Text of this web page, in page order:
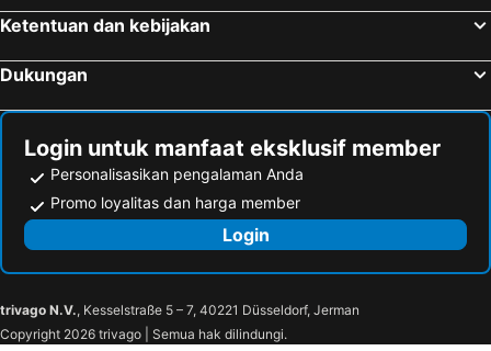
Ketentuan dan kebijakan
Dukungan
Login untuk manfaat eksklusif member
Personalisasikan pengalaman Anda
Promo loyalitas dan harga member
Login
trivago N.V., Kesselstraße 5 – 7, 40221 Düsseldorf, Jerman
Copyright 2026 trivago | Semua hak dilindungi.